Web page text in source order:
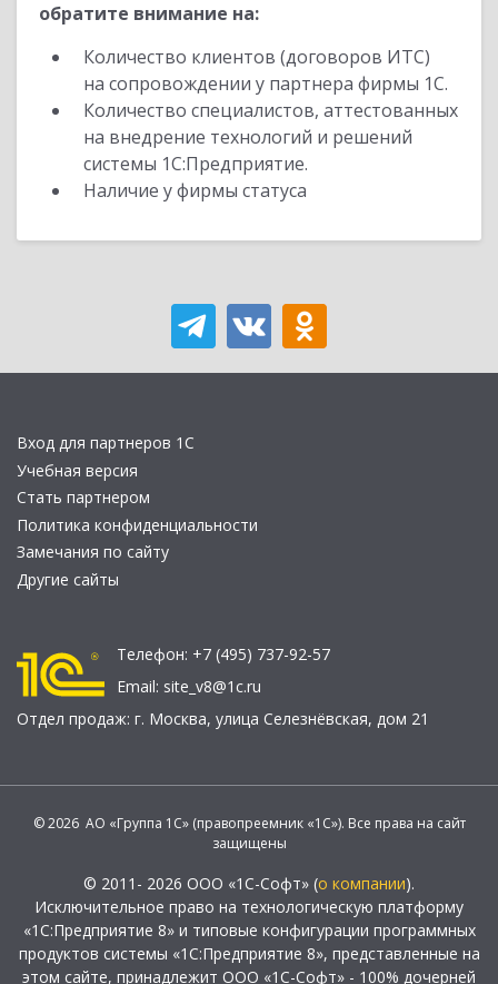
обратите внимание на:
Количество клиентов (договоров ИТС)
на сопровождении у партнера фирмы 1С.
Количество специалистов, аттестованных
на внедрение технологий и решений
системы 1С:Предприятие.
Наличие у фирмы статуса
Вход для партнеров 1С
Учебная версия
Стать партнером
Политика конфиденциальности
Замечания по сайту
Другие сайты
Телефон: +7 (495) 737-92-57
Email: site_v8@1c.ru
Отдел продаж: г. Москва, улица Селезнёвская, дом 21
© 2026 АО «Группа 1С» (правопреемник «1С»). Все права на сайт
защищены
© 2011- 2026 ООО «1С-Софт» (о компании).
Исключительное право на технологическую платформу
«1С:Предприятие 8» и типовые конфигурации программных
продуктов системы «1С:Предприятие 8», представленные на
этом сайте, принадлежит ООО «1С-Софт» - 100% дочерней